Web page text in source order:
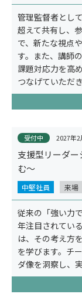
管理監督者とし
超えて共有し、
で、新たな視点
す。また、講師
課題対応力を高
つなげていただき
受付中 2027年2
支援型リーダ
む～
中堅社員 来場
従来の「強い力
年注目されてい
は、その考え方
を学びます。チ
ダ像を洞察し、